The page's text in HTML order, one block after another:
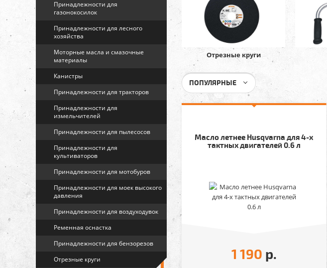
Принадлежности для
газонокосилок
Принадлежности для лесного
хозяйства
Моторные масла и смазочные
материалы
Канистры
Принадлежности для тракторов
Принадлежности для
измельчителей
Принадлежности для пылесосов
Принадлежности для
культиваторов
Принадлежности для мотобуров
Принадлежности для моек высокого
давления
Принадлежности для воздуходувок
Ременная оснастка
Принадлежности для бензорезов
Отрезные круги
Отрезные круги
ПОПУЛЯРНЫЕ
Масло летнее Husqvarna для 4-х
тактных двигателей 0.6 л
1 190 р.